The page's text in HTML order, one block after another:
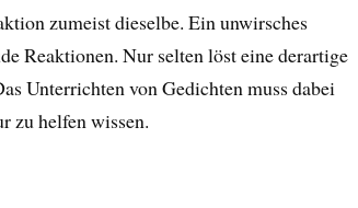
zumeist dieselbe. Ein unwirsches
Reaktionen. Nur selten löst eine derartige
Unterrichten von Gedichten muss dabei
zu helfen wissen.